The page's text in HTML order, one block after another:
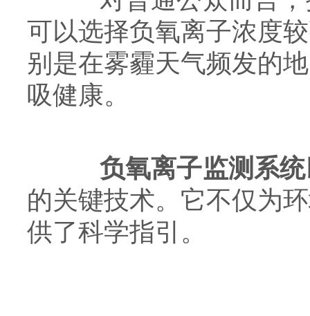
可以选择负氧离子浓度
别是在雾霾天气频发的
吸健康。
负氧离子监测系统
的关键技术。它不仅为
供了科学指引。